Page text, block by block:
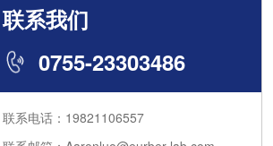
联系我们
0755-23303486
联系电话：19821106557